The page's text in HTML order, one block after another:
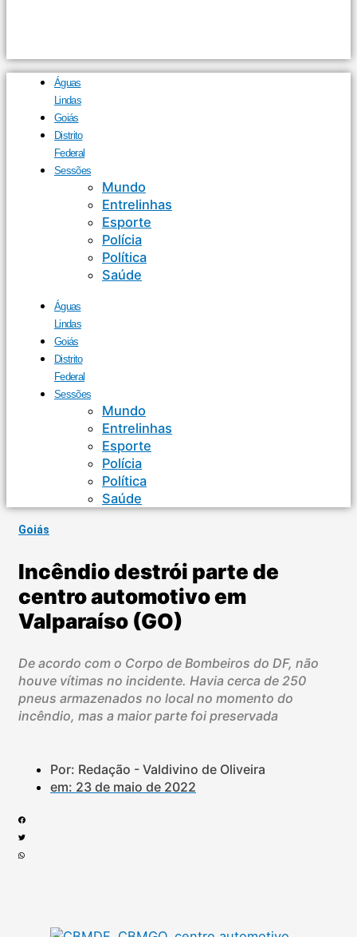
Águas
Lindas
Goiás
Distrito
Federal
Sessões
Mundo
Entrelinhas
Esporte
Polícia
Política
Saúde
Águas
Lindas
Goiás
Distrito
Federal
Sessões
Mundo
Entrelinhas
Esporte
Polícia
Política
Saúde
Goiás
Incêndio destrói parte de
centro automotivo em
Valparaíso (GO)
De acordo com o Corpo de Bombeiros do DF, não
houve vítimas no incidente. Havia cerca de 250
pneus armazenados no local no momento do
incêndio, mas a maior parte foi preservada
Por: Redação - Valdivino de Oliveira
em: 23 de maio de 2022